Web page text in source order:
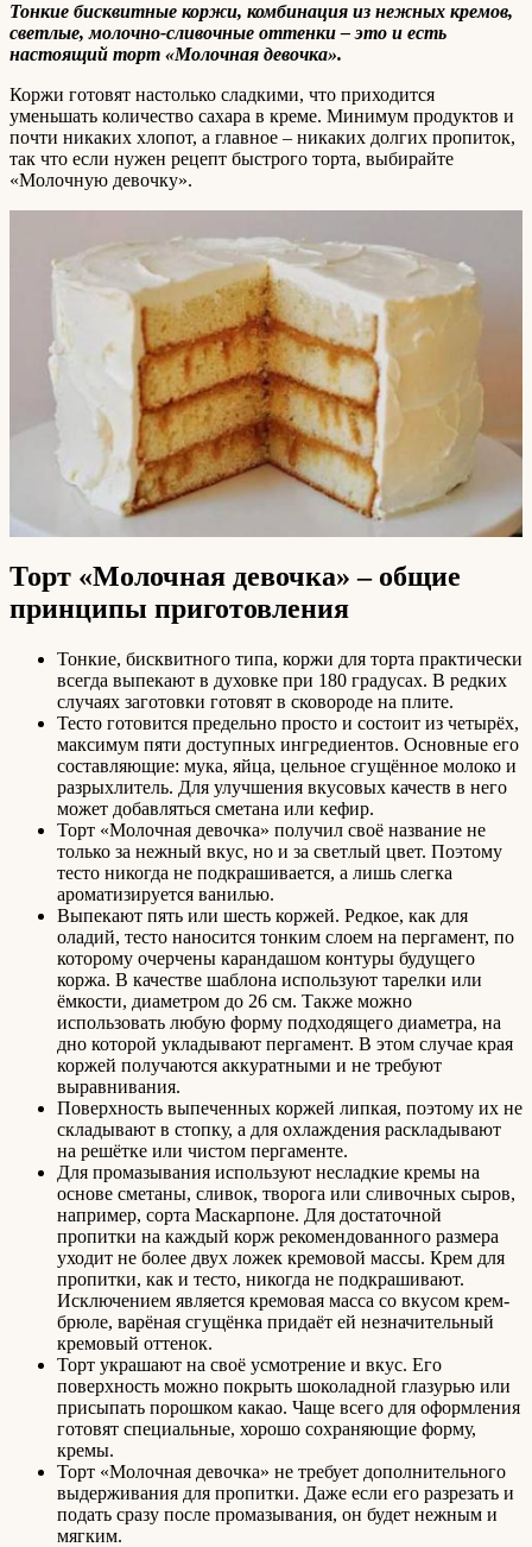
Тонкие бисквитные коржи, комбинация из нежных кремов,
светлые, молочно-сливочные оттенки – это и есть
настоящий торт «Молочная девочка».
Коржи готовят настолько сладкими, что приходится
уменьшать количество сахара в креме. Минимум продуктов и
почти никаких хлопот, а главное – никаких долгих пропиток,
так что если нужен рецепт быстрого торта, выбирайте
«Молочную девочку».
Торт «Молочная девочка» – общие
принципы приготовления
Тонкие, бисквитного типа, коржи для торта практически
всегда выпекают в духовке при 180 градусах. В редких
случаях заготовки готовят в сковороде на плите.
Тесто готовится предельно просто и состоит из четырёх,
максимум пяти доступных ингредиентов. Основные его
составляющие: мука, яйца, цельное сгущённое молоко и
разрыхлитель. Для улучшения вкусовых качеств в него
может добавляться сметана или кефир.
Торт «Молочная девочка» получил своё название не
только за нежный вкус, но и за светлый цвет. Поэтому
тесто никогда не подкрашивается, а лишь слегка
ароматизируется ванилью.
Выпекают пять или шесть коржей. Редкое, как для
оладий, тесто наносится тонким слоем на пергамент, по
которому очерчены карандашом контуры будущего
коржа. В качестве шаблона используют тарелки или
ёмкости, диаметром до 26 см. Также можно
использовать любую форму подходящего диаметра, на
дно которой укладывают пергамент. В этом случае края
коржей получаются аккуратными и не требуют
выравнивания.
Поверхность выпеченных коржей липкая, поэтому их не
складывают в стопку, а для охлаждения раскладывают
на решётке или чистом пергаменте.
Для промазывания используют несладкие кремы на
основе сметаны, сливок, творога или сливочных сыров,
например, сорта Маскарпоне. Для достаточной
пропитки на каждый корж рекомендованного размера
уходит не более двух ложек кремовой массы. Крем для
пропитки, как и тесто, никогда не подкрашивают.
Исключением является кремовая масса со вкусом крем-
брюле, варёная сгущёнка придаёт ей незначительный
кремовый оттенок.
Торт украшают на своё усмотрение и вкус. Его
поверхность можно покрыть шоколадной глазурью или
присыпать порошком какао. Чаще всего для оформления
готовят специальные, хорошо сохраняющие форму,
кремы.
Торт «Молочная девочка» не требует дополнительного
выдерживания для пропитки. Даже если его разрезать и
подать сразу после промазывания, он будет нежным и
мягким.